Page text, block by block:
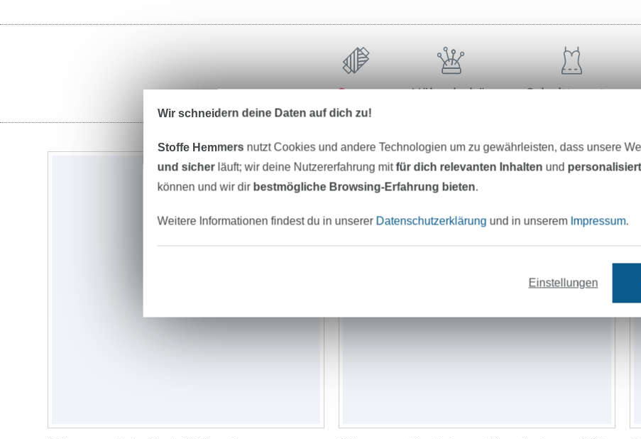
Garne Nähzubehör Schnittmuster
Wir schneidern deine Daten auf dich zu!
Stoffe Hemmers nutzt Cookies und andere Technologien um zu gewährleisten, dass unsere
und sicherläuft; wir deine Nutzererfahrung mitfür dich relevanten Inhalten und
können und wir dir bestmögliche Browsing-Erfahrung bieten.
Weitere Informationen findest du in unserer Datenschutzerklärung und in unserem Impressum.
Einstellungen